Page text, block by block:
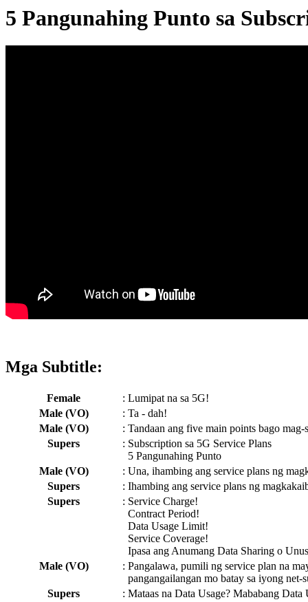
5 Pangunahing Punto sa
Mga Subtitle:
Female : Lumipat na sa 5G!
Male (VO)
: Ta - dah!
Male (VO)
: Tandaan ang five main points bago
Supers
: Subscription sa 5G Service Plans
5 Pangunahing Punto
Male (VO)
: Una, ihambing ang service plans ng
Supers
: Ihambing ang service plans ng
Supers
: Service Charge!
Contract Period!
Data Usage Limit!
Service Coverage!
Ipasa ang Anumang Data Sharing o
Male (VO)
: Pangalawa, pumili ng service plan na
pangangailangan mo batay sa iyong net-
Supers
: Mataas na Data Usage? Mababang Data